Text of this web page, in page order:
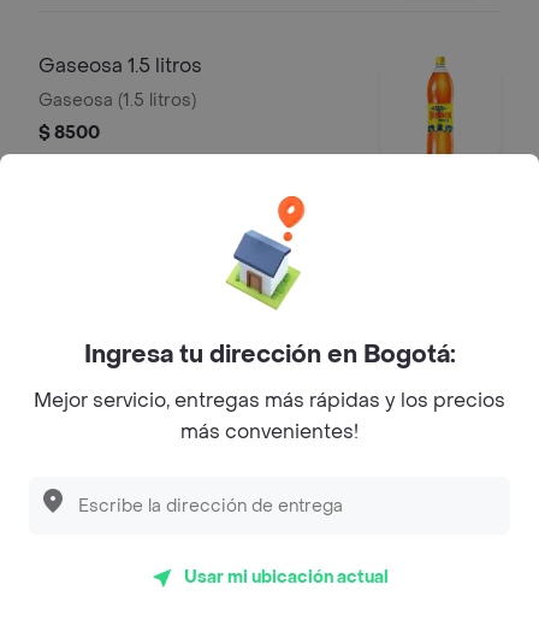
Gaseosa 1.5 litros
Gaseosa (1.5 litros)
$ 8500
Agua Saborizada H2OH! 600 ml
$ 7000
Ingresa tu dirección en Bogotá:
Mejor servicio, entregas más rápidas y los precios
más convenientes!
Usar mi ubicación actual